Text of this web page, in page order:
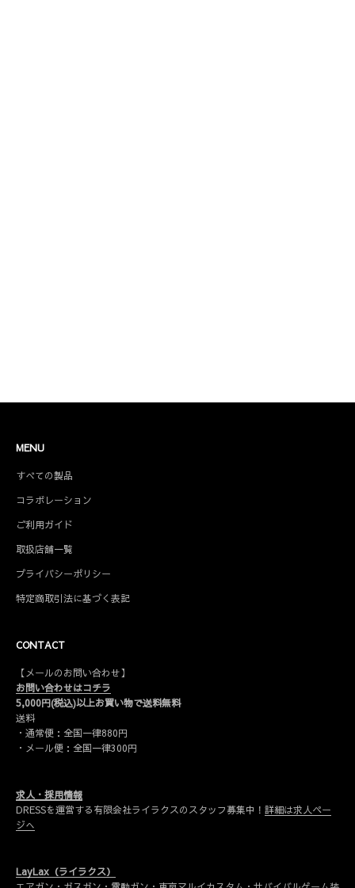
MENU
すべての製品
コラボレーション
ご利用ガイド
取扱店舗一覧
プライバシーポリシー
特定商取引法に基づく表記
CONTACT
【メールのお問い合わせ】
お問い合わせはコチラ
5,000円(税込)以上お買い物で送料無料
送料
・通常便：全国一律880円
・メール便：全国一律300円
求人・採用情報
DRESSを運営する有限会社ライラクスのスタッフ募集中！ 詳細は求人ペー
ジへ
LayLax（ライラクス）